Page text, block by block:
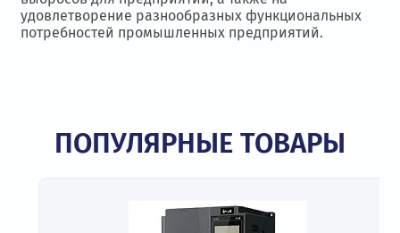
удовлетворение разнообразных функциональных
потребностей промышленных предприятий.
ПОПУЛЯРНЫЕ ТОВАРЫ